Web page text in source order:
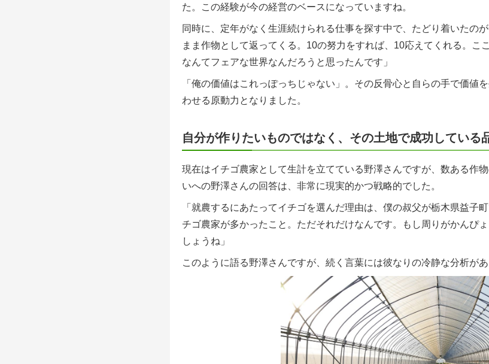
た。この経験が今の経営のベースになっていますね。
同時に、定年がなく生涯続けられる仕事を探す中で、たどり着いたの
まま作物として返ってくる。10の努力をすれば、10応えてくれる。こ
なんてフェアな世界なんだろうと思ったんです」
「俺の価値はこれっぽっちじゃない」。その反骨心と自らの手で価値
わせる原動力となりました。
自分が作りたいものではなく、その土地で成功している
現在はイチゴ農家として生計を立てている野澤さんですが、数ある作
いへの野澤さんの回答は、非常に現実的かつ戦略的でした。
「就農するにあたってイチゴを選んだ理由は、僕の叔父が栃木県益子
チゴ農家が多かったこと。ただそれだけなんです。もし周りがかんぴ
しょうね」
このように語る野澤さんですが、続く言葉には彼なりの冷静な分析があ